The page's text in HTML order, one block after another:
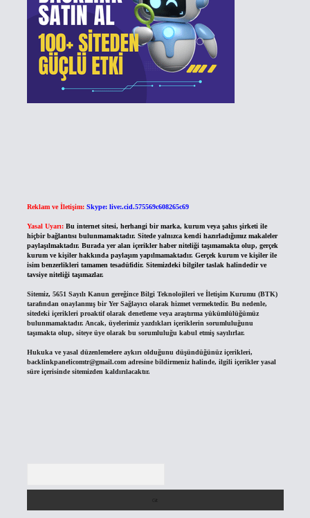
Reklam ve İletişim: Skype: live:.cid.575569c608265c69
Yasal Uyarı: Bu internet sitesi, herhangi bir marka, kurum veya şahıs şirketi ile
hiçbir bağlantısı bulunmamaktadır. Sitede yalnızca kendi hazırladığımız makaleler
paylaşılmaktadır. Burada yer alan içerikler haber niteliği taşımamakta olup, gerçek
kurum ve kişiler hakkında paylaşım yapılmamaktadır. Gerçek kurum ve kişiler ile
isim benzerlikleri tamamen tesadüfidir. Sitemizdeki bilgiler taslak halindedir ve
tavsiye niteliği taşımazlar.
Sitemiz, 5651 Sayılı Kanun gereğince Bilgi Teknolojileri ve İletişim Kurumu (BTK)
tarafından onaylanmış bir Yer Sağlayıcı olarak hizmet vermektedir. Bu nedenle,
sitedeki içerikleri proaktif olarak denetleme veya araştırma yükümlülüğümüz
bulunmamaktadır. Ancak, üyelerimiz yazdıkları içeriklerin sorumluluğunu
taşımakta olup, siteye üye olarak bu sorumluluğu kabul etmiş sayılırlar.
Hukuka ve yasal düzenlemelere aykırı olduğunu düşündüğünüz içerikleri,
backlinkpanelicomtr@gmail.comadresine bildirmeniz halinde, ilgili içerikler yasal
süre içerisinde sitemizden kaldırılacaktır.